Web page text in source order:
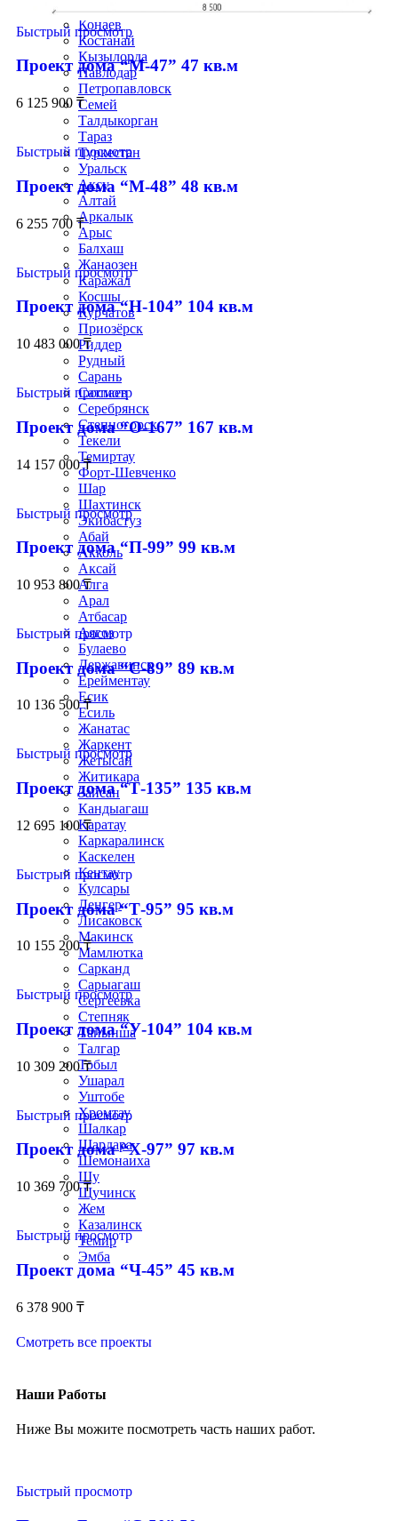
Кокшетау
Конаев
Костанай
Кызылорда
Павлодар
Петропавловск
Семей
Талдыкорган
Тараз
Туркестан
Уральск
Аксу
Алтай
Аркалык
Арыс
Балхаш
Жанаозен
Каражал
Косшы
Курчатов
Приозёрск
Риддер
Рудный
Сарань
Сатпаев
Серебрянск
Степногорск
Текели
Темиртау
Форт-Шевченко
Шар
Шахтинск
Экибастуз
Абай
Акколь
Аксай
Алга
Арал
Атбасар
Аягоз
Булаево
Державинск
Ерейментау
Есик
Есиль
Жанатас
Жаркент
Жетысай
Житикара
Зайсан
Кандыагаш
Каратау
Каркаралинск
Каскелен
Кентау
Кулсары
Ленгер
Лисаковск
Макинск
Мамлютка
Сарканд
Сарыагаш
Сергеевка
Степняк
Тайынша
Талгар
Тобыл
Ушарал
Уштобе
Хромтау
Шалкар
Шардара
Шемонаиха
Шу
Щучинск
Жем
Казалинск
Темир
Эмба
Быстрый просмотр
Проект дома “М-47” 47 кв.м
6 125 900 ₸
Быстрый просмотр
Проект дома “М-48” 48 кв.м
6 255 700 ₸
Быстрый просмотр
Проект дома “Н-104” 104 кв.м
10 483 000₸
Быстрый просмотр
Проект дома “О-167” 167 кв.м
14 157 000₸
Быстрый просмотр
Проект дома “П-99” 99 кв.м
10 953 800₸
Быстрый просмотр
Проект дома “С-89” 89 кв.м
10 136 500₸
Быстрый просмотр
Проект дома “Т-135” 135 кв.м
12 695 100₸
Быстрый просмотр
Проект дома “Т-95” 95 кв.м
10 155 200₸
Быстрый просмотр
Проект дома “У-104” 104 кв.м
10 309 200₸
Быстрый просмотр
Проект дома “Х-97” 97 кв.м
10 369 700₸
Быстрый просмотр
Проект дома “Ч-45” 45 кв.м
6 378 900 ₸
Смотреть все проекты
Наши Работы
Ниже Вы можите посмотреть часть наших работ.
Быстрый просмотр